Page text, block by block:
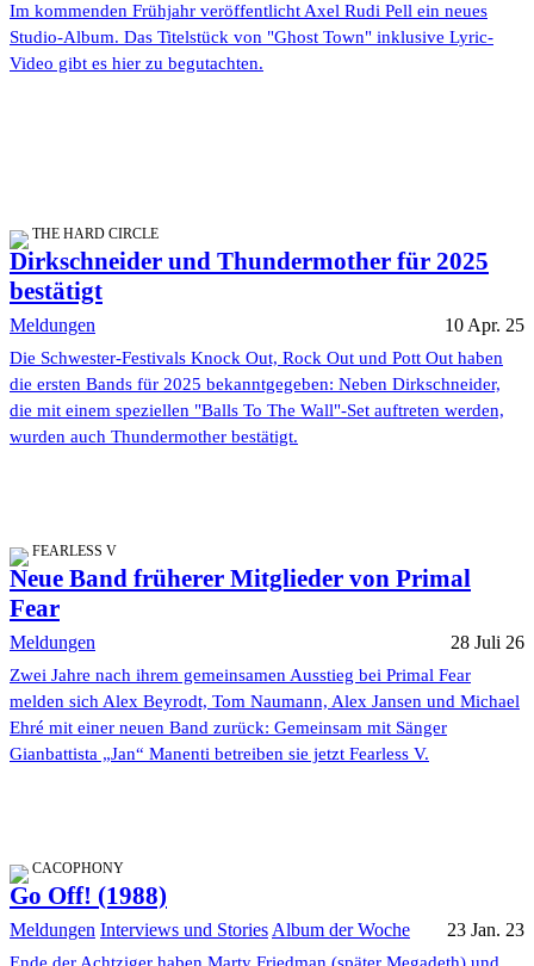
Im kommenden Frühjahr veröffentlicht Axel Rudi Pell ein neues
Studio-Album. Das Titelstück von "Ghost Town" inklusive Lyric-
Video gibt es hier zu begutachten.
THE HARD CIRCLE
Dirkschneider und Thundermother für 2025
bestätigt
Meldungen 10 Apr. 25
Die Schwester-Festivals Knock Out, Rock Out und Pott Out haben
die ersten Bands für 2025 bekanntgegeben: Neben Dirkschneider,
die mit einem speziellen "Balls To The Wall"-Set auftreten werden,
wurden auch Thundermother bestätigt.
FEARLESS V
Neue Band früherer Mitglieder von Primal
Fear
Meldungen 28 Juli 26
Zwei Jahre nach ihrem gemeinsamen Ausstieg bei Primal Fear
melden sich Alex Beyrodt, Tom Naumann, Alex Jansen und Michael
Ehré mit einer neuen Band zurück: Gemeinsam mit Sänger
Gianbattista „Jan“ Manenti betreiben sie jetzt Fearless V.
CACOPHONY
Go Off! (1988)
Meldungen Interviews und Stories Album der Woche 23 Jan. 23